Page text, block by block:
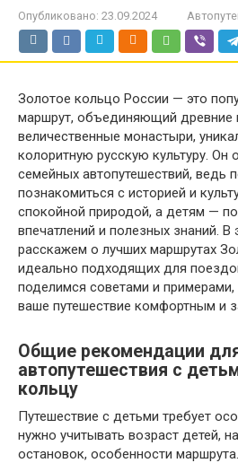
Опубликовано: 23.09.2024
Золотое кольцо России — это
маршрут, объединяющий древние
величественные монастыри,
колоритную русскую культуру. Он
семейных автопутешествий, ведь
познакомиться с историей и
спокойной природой, а детям —
впечатлений и полезных знаний. В
расскажем о лучших маршрутах
идеально подходящих для
поделимся советами и
ваше путешествие комфортным и
Общие рекомендации
автопутешествия с
кольцу
Путешествие с детьми требует
нужно учитывать возраст детей,
остановок, особенности